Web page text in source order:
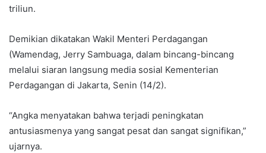
triliun.
Demikian dikatakan Wakil Menteri Perdagangan
(Wamendag, Jerry Sambuaga, dalam bincang-bincang
melalui siaran langsung media sosial Kementerian
Perdagangan di Jakarta, Senin (14/2).
“Angka menyatakan bahwa terjadi peningkatan
antusiasmenya yang sangat pesat dan sangat signifikan,”
ujarnya.